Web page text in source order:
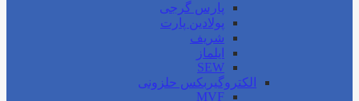
پارس گرجی
پولادین پارت
شریف
ایلماز
SEW
الکتروگیربکس حلزونی
MVF